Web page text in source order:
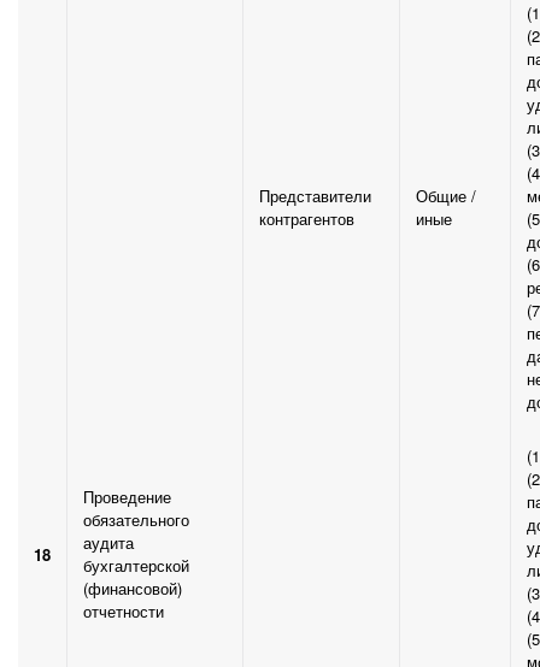
18
Проведение
обязательного
аудита
бухгалтерской
(финансовой)
отчетности
Представители
контрагентов
Общие /
иные